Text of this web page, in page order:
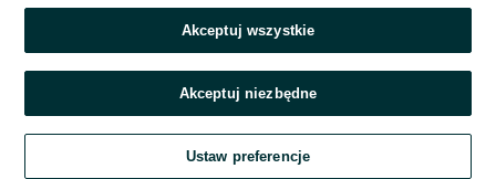
Akceptuj wszystkie
Akceptuj niezbędne
Ustaw preferencje